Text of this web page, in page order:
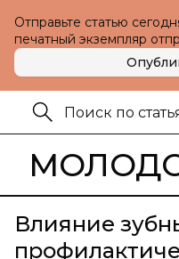
Отправьте статью
печатный экземпляр
Влияние